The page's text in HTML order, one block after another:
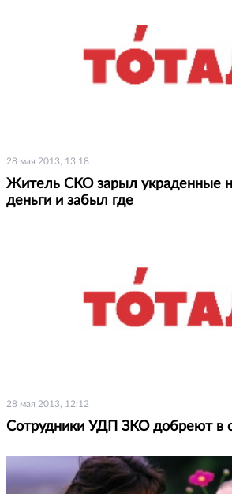
28 мая 2013, 13:18
Житель СКО зарыл украденные
деньги и забыл где
28 мая 2013, 12:12
Сотрудники УДП ЗКО добреют в